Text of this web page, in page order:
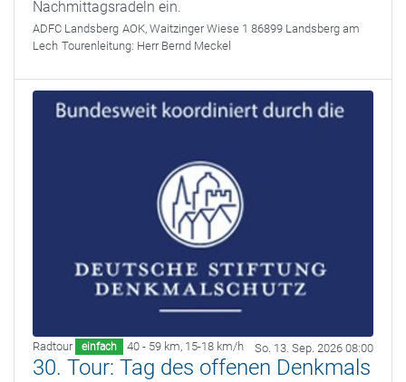
Nachmittagsradeln ein.
ADFC Landsberg AOK, Waitzinger Wiese 1 86899 Landsberg am
Lech Tourenleitung: Herr Bernd Meckel
Radtour einfach 40 - 59 km, 15-18 km/h So. 13. Sep. 2026 08:00
30. Tour: Tag des offenen Denkmals